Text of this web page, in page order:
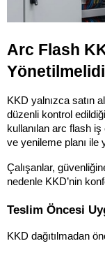
Arc Flash
KKD yalnızca satın
düzenli kontrol
kullanılan arc flash
ve yenileme planı ile
Çalışanlar,
nedenle KKD’nin
Teslim Öncesi
KKD dağıtılmadan